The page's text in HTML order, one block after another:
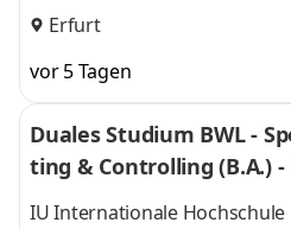
Erfurt
vor 5 Tagen
Duales Studium BWL -
ting & Controlling (B.A.) -
o. KG
IU Internationale Hochschule